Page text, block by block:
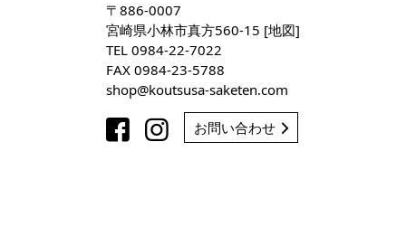
〒886-0007
宮崎県小林市真方560-15 [地図]
TEL 0984-22-7022
FAX 0984-23-5788
shop
koutsusa-saketen com
お問い合わせ